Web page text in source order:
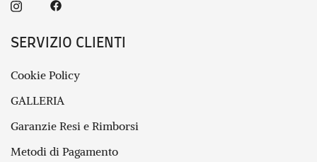
SERVIZIO CLIENTI
Cookie Policy
GALLERIA
Garanzie Resi e Rimborsi
Metodi di Pagamento